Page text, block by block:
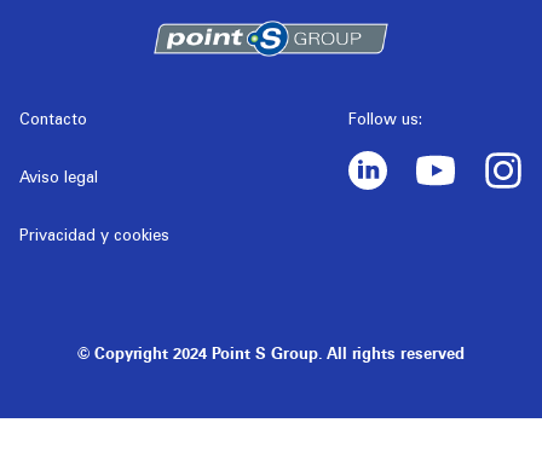
Contacto
Aviso legal
Privacidad y cookies
Follow us:
© Copyright 2024 Point S Group. All rights reserved